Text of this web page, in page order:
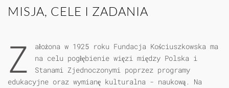
MISJA, CELE I ZADANIA
Z
ałożona w 1925 roku Fundacja Kościuszkowska ma
na celu pogłębienie więzi między Polska i
Stanami Zjednoczonymi poprzez programy
edukacyjne oraz wymianę kulturalna - naukową. Na